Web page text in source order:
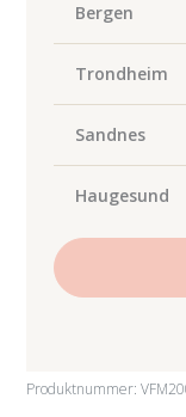
Bergen
Trondheim
Sandnes
Haugesund
Produktnummer: